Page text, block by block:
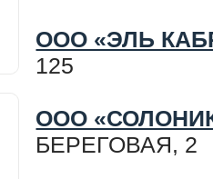
ООО «ЭЛЬ
125
ООО
БЕРЕГОВАЯ, 2